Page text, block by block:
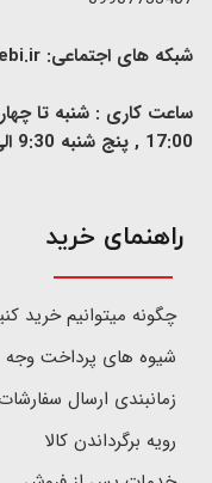
شبکه های اجتماعی:
17:00 , پنج شنبه 9:30 الی 13
​راهنمای خرید
چگونه میتوانیم خرید
شیوه های پرداخت وجه
زمانبندی ارسال
رویه برگرداندن کالا